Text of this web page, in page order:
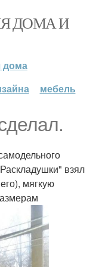
ДОМА И
дома
мебель
взял
мягкую